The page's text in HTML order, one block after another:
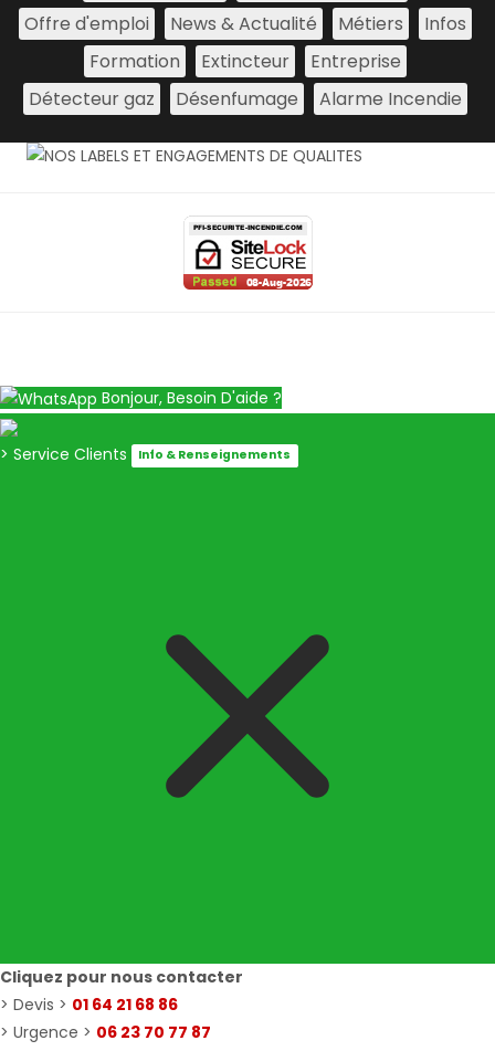
Offre d'emploi
News & Actualité Métiers
Infos
Formation
Extincteur
Entreprise
Détecteur gaz
Désenfumage Alarme Incendie
Bonjour, Besoin D'aide ?
> Service Clients Info & Renseignements
Cliquez pour nous contacter
> Devis > 01 64 21 68 86
> Urgence > 06 23 70 77 87